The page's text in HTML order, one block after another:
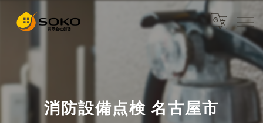
消防設備点検 名古屋市